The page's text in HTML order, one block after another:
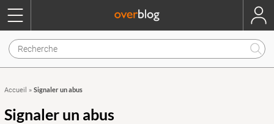
Accueil » Signaler un abus
Signaler un abus